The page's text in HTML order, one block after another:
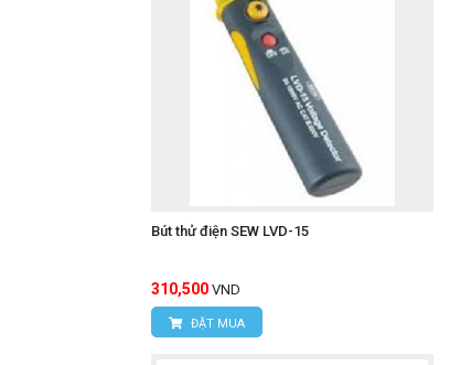
Bút thử điện SEW LVD-15
310,500 VND
ĐẶT MUA